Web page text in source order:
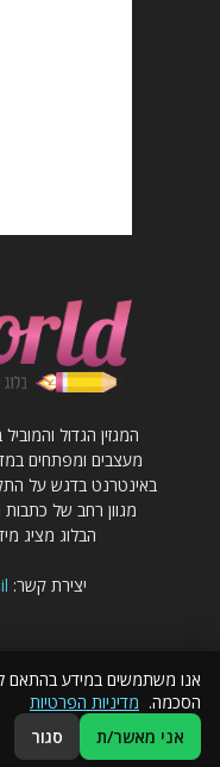
המגזין הגדול
באינטרנט בדגש על
מגוון רחב של כתבות
הבלוג מציג
יצירת קשר:
פרסום כתבות באתר
© כל הזכויות שמורות
אנו משתמשים במידע בהתאם
הסכמה. מדיניות הפרטיות
אני מאשר/ת
סגור